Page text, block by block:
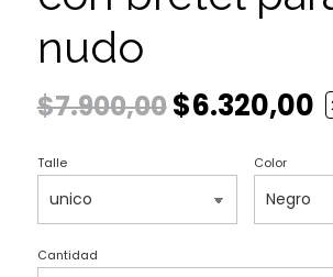
nudo
$7.900,00$6.320,00
Talle Color
Cantidad